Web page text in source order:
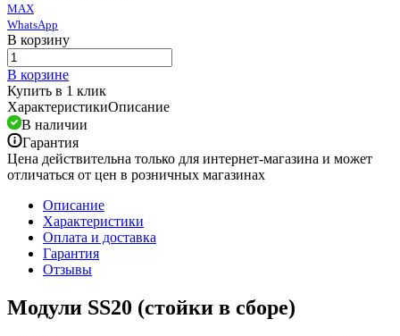
MAX
WhatsApp
В корзину
В корзине
Купить в 1 клик
ХарактеристикиОписание
В наличии
Гарантия
Цена действительна только для интернет-магазина и может
отличаться от цен в розничных магазинах
Описание
Характеристики
Оплата и доставка
Гарантия
Отзывы
Модули SS20 (стойки в сборе)